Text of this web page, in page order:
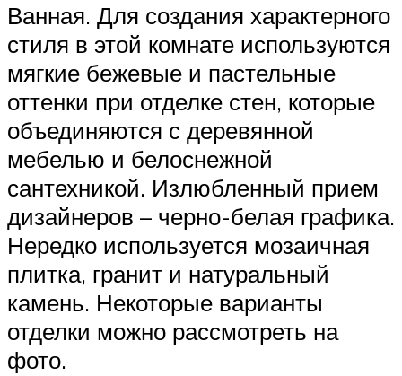
Ванная. Для создания характерного
стиля в этой комнате используются
мягкие бежевые и пастельные
оттенки при отделке стен, которые
объединяются с деревянной
мебелью и белоснежной
сантехникой. Излюбленный прием
дизайнеров – черно-белая графика.
Нередко используется мозаичная
плитка, гранит и натуральный
камень. Некоторые варианты
отделки можно рассмотреть на
фото.